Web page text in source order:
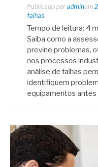
Publicado por adminem
falhas
Tempo de leitura: 4
Saiba como a
previne problemas,
nos processos
análise de falhas
identifiquem
equipamentos